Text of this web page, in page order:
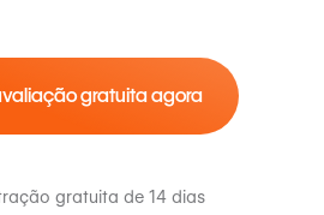
gratuita agora
gratuita de 14 dias